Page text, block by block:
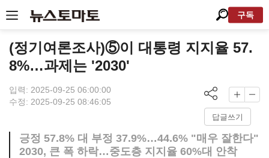
구독
(정기여론조사)⑤이 대통령 지지율 57.
8%…과제는 '2030'
입력: 2025-09-25 06:00:00
수정: 2025-09-25 08:46:05
답글쓰기
긍정 57.8% 대 부정 37.9%…44.6% "매우 잘한다"
2030, 큰 폭 하락…중도층 지지율 60%대 안착